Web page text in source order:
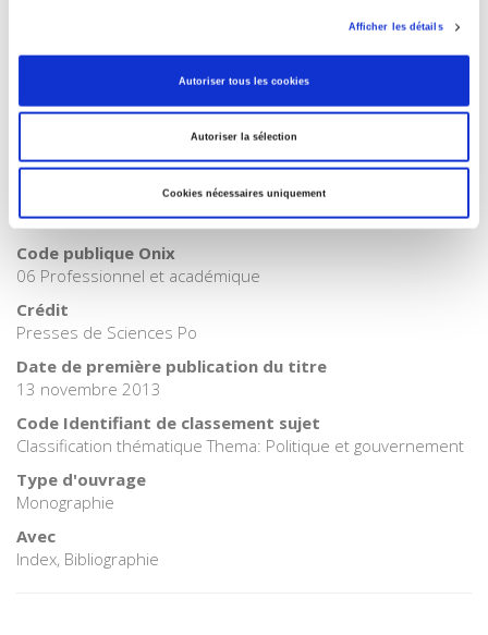
Afficher les détails
Autoriser tous les cookies
Autoriser la sélection
Cookies nécessaires uniquement
Internet Hierarchy>Europe
Internet Hierarchy>Géopolitique
Internet Hierarchy>International
BISAC Subject Heading
POL000000 POLITICAL SCIENCE
Code publique Onix
06 Professionnel et académique
Crédit
Presses de Sciences Po
Date de première publication du titre
13 novembre 2013
Code Identifiant de classement sujet
Classification thématique Thema: Politique et gouvernement
Type d'ouvrage
Monographie
Avec
Index, Bibliographie